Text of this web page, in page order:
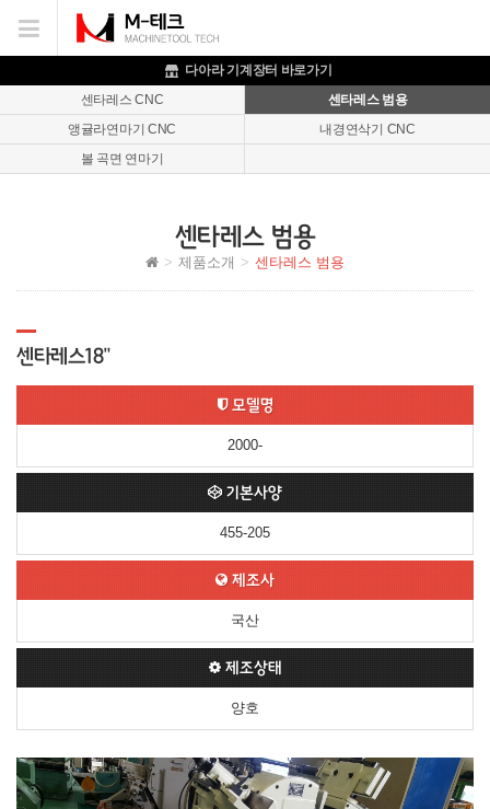
이메일을
입력하시면
등록
시
전송됩니다.
다아라 기계장터 바로가기
센타레스 CNC
센타레스 범용
앵귤라연마기 CNC
내경연삭기 CNC
볼 곡면 연마기
센타레스 범용
제품소개 센타레스 범용
센타레스18"
모델명
2000-
기본사양
455-205
제조사
국산
제조상태
양호